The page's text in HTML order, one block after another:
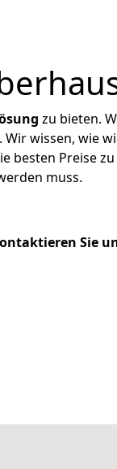
zu bieten.
wissen, wie
besten Preise
muss.
Sie